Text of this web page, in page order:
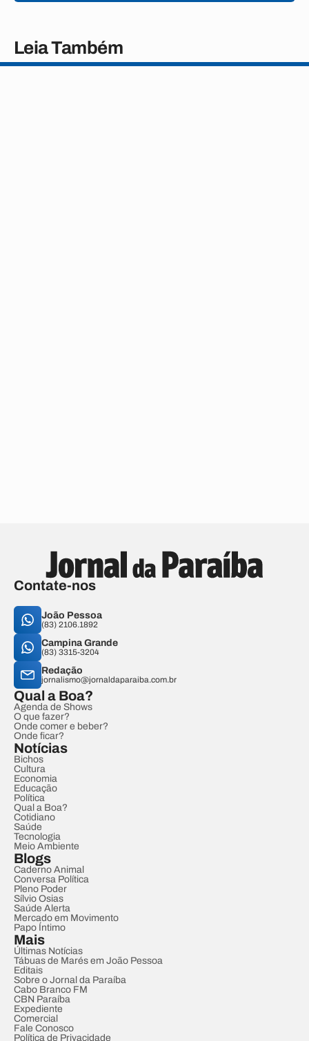
Leia Também
Contate-nos
João Pessoa
(83) 2106.1892
Campina Grande
(83) 3315-3204
Redação
jornalismo@jornaldaparaiba.com.br
Qual a Boa?
Agenda de Shows
O que fazer?
Onde comer e beber?
Onde ficar?
Notícias
Bichos
Cultura
Economia
Educação
Política
Qual a Boa?
Cotidiano
Saúde
Tecnologia
Meio Ambiente
Blogs
Caderno Animal
Conversa Política
Pleno Poder
Sílvio Osias
Saúde Alerta
Mercado em Movimento
Papo Íntimo
Mais
Últimas Notícias
Tábuas de Marés em João Pessoa
Editais
Sobre o Jornal da Paraíba
Cabo Branco FM
CBN Paraíba
Expediente
Comercial
Fale Conosco
Política de Privacidade